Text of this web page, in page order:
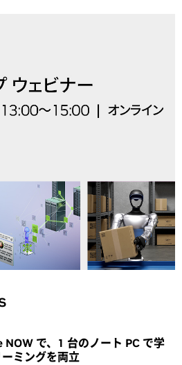
NOW で、1 台のノート PC で学
ミングを両立